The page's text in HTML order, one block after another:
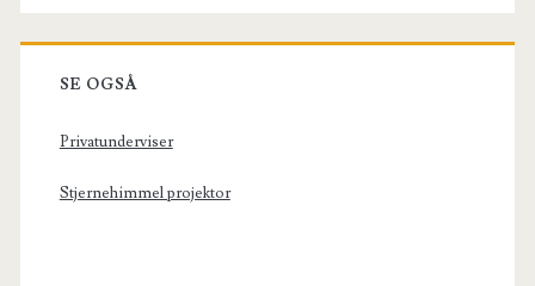
SE OGSÅ
Privatunderviser
Stjernehimmel projektor